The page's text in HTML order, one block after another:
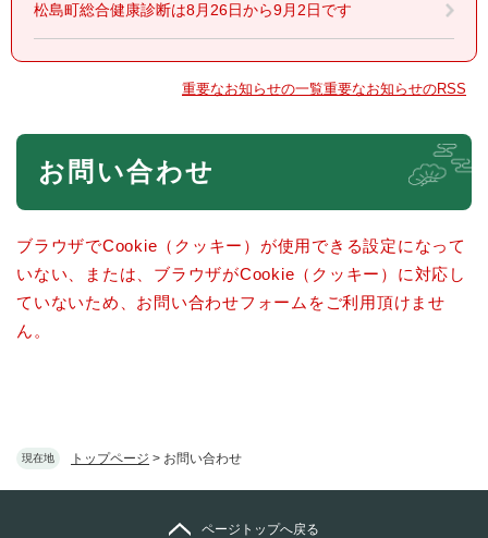
現在地 トップページ > お問い合わせ
松島町総合健康診断は8月26日から9月2日です
重要なお知らせの一覧重要なお知らせのRSS
本
お問い合わせ
ブラウザでCookie（クッキー）が使用できる設定になって
いない、または、ブラウザがCookie（クッキー）に対応し
ていないため、お問い合わせフォームをご利用頂けませ
ん。
ページトップへ戻る